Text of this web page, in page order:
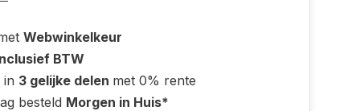
Webwinkelkeur
BTW
in 3 gelijke delen met 0% rente
besteld Morgen in Huis*